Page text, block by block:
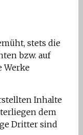
stets die
bzw. auf
Werke
Inhalte
dem
Dritter sind